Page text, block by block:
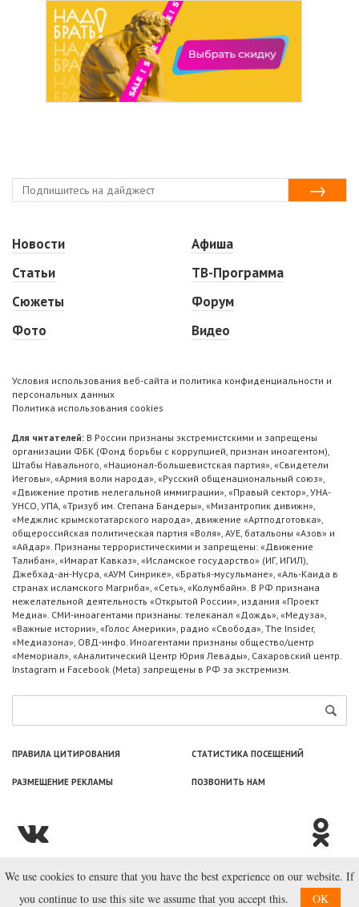
Новости
Статьи
Сюжеты
Фото
Афиша
ТВ-Программа
Форум
Видео
Условия использования веб-сайта и политика конфиденциальности и
персональных данных
Политика использования cookies
Для читателей: В России признаны экстремистскими и запрещены
организации ФБК (Фонд борьбы с коррупцией, признан иноагентом),
Штабы Навального, «Национал-большевистская партия», «Свидетели
Иеговы», «Армия воли народа», «Русский общенациональный союз»,
«Движение против нелегальной иммиграции», «Правый сектор», УНА-
УНСО, УПА, «Тризуб им. Степана Бандеры», «Мизантропик дивижн»,
«Меджлис крымскотатарского народа», движение «Артподготовка»,
общероссийская политическая партия «Воля», АУЕ, батальоны «Азов» и
«Айдар». Признаны террористическими и запрещены: «Движение
Талибан», «Имарат Кавказ», «Исламское государство» (ИГ, ИГИЛ),
Джебхад-ан-Нусра, «АУМ Синрике», «Братья-мусульмане», «Аль-Каида в
странах исламского Магриба», «Сеть», «Колумбайн». В РФ признана
нежелательной деятельность «Открытой России», издания «Проект
Медиа». СМИ-иноагентами признаны: телеканал «Дождь», «Медуза»,
«Важные истории», «Голос Америки», радио «Свобода», The Insider,
«Медиазона», ОВД-инфо. Иноагентами признаны общество/центр
«Мемориал», «Аналитический Центр Юрия Левады», Сахаровский центр.
Instagram и Facebook (Metа) запрещены в РФ за экстремизм.
ПРАВИЛА ЦИТИРОВАНИЯ СТАТИСТИКА ПОСЕЩЕНИЙ
РАЗМЕЩЕНИЕ РЕКЛАМЫ ПОЗВОНИТЬ НАМ
© ООО «Лаборатория Новоcтей», 2003—2026.
We use cookies to ensure that you have the best experience on our website. If
you continue to use this site we assume that you accept this.
OK